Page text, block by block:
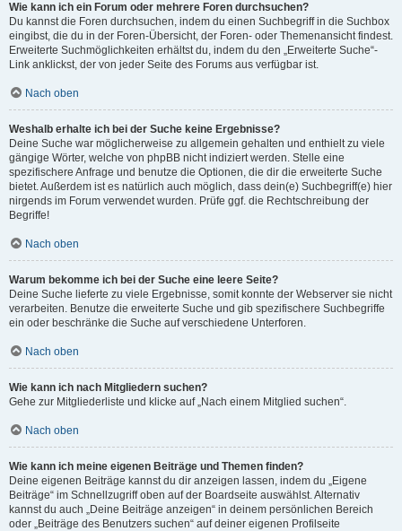
Wie kann ich ein Forum oder mehrere Foren durchsuchen?
Du kannst die Foren durchsuchen, indem du einen Suchbegriff in die Suchbox
eingibst, die du in der Foren-Übersicht, der Foren- oder Themenansicht findest.
Erweiterte Suchmöglichkeiten erhältst du, indem du den „Erweiterte Suche“-
Link anklickst, der von jeder Seite des Forums aus verfügbar ist.
Nach oben
Weshalb erhalte ich bei der Suche keine Ergebnisse?
Deine Suche war möglicherweise zu allgemein gehalten und enthielt zu viele
gängige Wörter, welche von phpBB nicht indiziert werden. Stelle eine
spezifischere Anfrage und benutze die Optionen, die dir die erweiterte Suche
bietet. Außerdem ist es natürlich auch möglich, dass dein(e) Suchbegriff(e) hier
nirgends im Forum verwendet wurden. Prüfe ggf. die Rechtschreibung der
Begriffe!
Nach oben
Warum bekomme ich bei der Suche eine leere Seite?
Deine Suche lieferte zu viele Ergebnisse, somit konnte der Webserver sie nicht
verarbeiten. Benutze die erweiterte Suche und gib spezifischere Suchbegriffe
ein oder beschränke die Suche auf verschiedene Unterforen.
Nach oben
Wie kann ich nach Mitgliedern suchen?
Gehe zur Mitgliederliste und klicke auf „Nach einem Mitglied suchen“.
Nach oben
Wie kann ich meine eigenen Beiträge und Themen finden?
Deine eigenen Beiträge kannst du dir anzeigen lassen, indem du „Eigene
Beiträge“ im Schnellzugriff oben auf der Boardseite auswählst. Alternativ
kannst du auch „Deine Beiträge anzeigen“ in deinem persönlichen Bereich
oder „Beiträge des Benutzers suchen“ auf deiner eigenen Profilseite